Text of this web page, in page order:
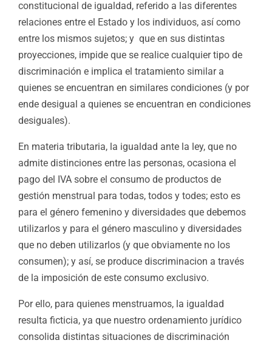
constitucional de igualdad, referido a las diferentes
relaciones entre el Estado y los individuos, así como
entre los mismos sujetos; y que en sus distintas
proyecciones, impide que se realice cualquier tipo de
discriminación e implica el tratamiento similar a
quienes se encuentran en similares condiciones (y por
ende desigual a quienes se encuentran en condiciones
desiguales).
En materia tributaria, la igualdad ante la ley, que no
admite distinciones entre las personas, ocasiona el
pago del IVA sobre el consumo de productos de
gestión menstrual para todas, todos y todes; esto es
para el género femenino y diversidades que debemos
utilizarlos y para el género masculino y diversidades
que no deben utilizarlos (y que obviamente no los
consumen); y así, se produce discriminacion a través
de la imposición de este consumo exclusivo.
Por ello, para quienes menstruamos, la igualdad
resulta ficticia, ya que nuestro ordenamiento jurídico
consolida distintas situaciones de discriminación